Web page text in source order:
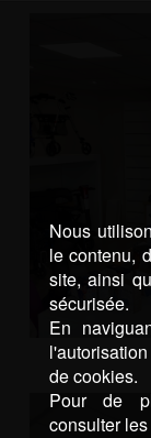
Nous
le contenu,
site, ainsi
sécurisée.
En
de cookies.
Pour de
consulter